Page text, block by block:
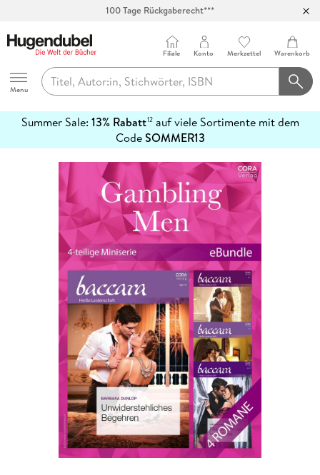
100 Tage Rückgaberecht***
Hugendubel
Menu
Filiale Konto Merkzettel Warenkorb
Summer Sale: 13% Rabatt12auf viele Sortimente mit dem
CodeSOMMER13
erfahren